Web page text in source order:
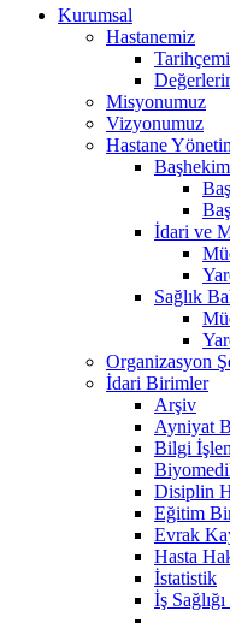
Kurumsal
Hastanemiz
Misyonumuz
Vizyonumuz
Hastane
Başhekim
İdari ve
Sağlık
Organizasyon
İdari Birimler
Arşiv
Ayniyat
Bilgi
Disiplin
Eğitim
Evrak
Hasta
İstatistik
İş